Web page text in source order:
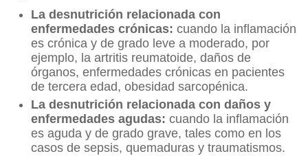
La desnutrición relacionada con
enfermedades crónicas: cuando la inflamación
es crónica y de grado leve a moderado, por
ejemplo, la artritis reumatoide, daños de
órganos, enfermedades crónicas en pacientes
de tercera edad, obesidad sarcopénica.
La desnutrición relacionada con daños y
enfermedades agudas: cuando la inflamación
es aguda y de grado grave, tales como en los
casos de sepsis, quemaduras y traumatismos.